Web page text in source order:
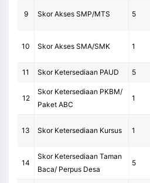
9 Skor Akses SMP/MTS 5
10 Skor Akses SMA/SMK 1
11 Skor Ketersediaan PAUD 5
12
Skor Ketersediaan PKBM/
Paket ABC
1
13 Skor Ketersediaan Kursus 1
14
Skor Ketersediaan Taman
Baca/ Perpus Desa
5